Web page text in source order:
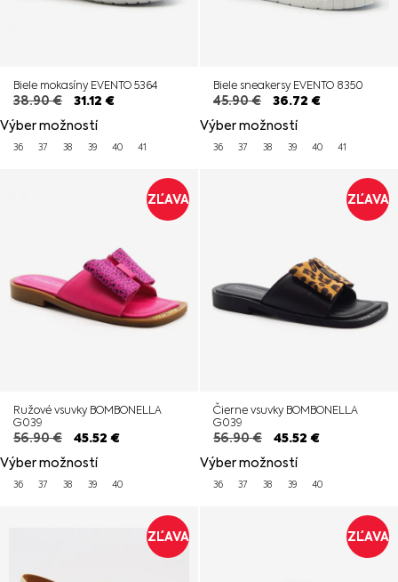
Biele mokasíny EVENTO 5364
38.90€ 31.12 €
Výber možností
36 37 38 39 40 41
Biele sneakersy EVENTO 8350
45.90€ 36.72 €
Výber možností
36 37 38 39 40 41
ZĽAVA
Ružové vsuvky BOMBONELLA
G039
56.90€ 45.52 €
Výber možností
36 37 38 39 40
ZĽAVA
Čierne vsuvky BOMBONELLA
G039
56.90€ 45.52 €
Výber možností
36 37 38 39 40
ZĽAVA ZĽAVA